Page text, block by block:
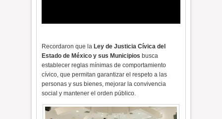
Recordaron que la Ley de Justicia Cívica del
Estado de México y sus Municipios busca
establecer reglas mínimas de comportamiento
cívico, que permitan garantizar el respeto a las
personas y sus bienes, mejorar la convivencia
social y mantener el orden público.